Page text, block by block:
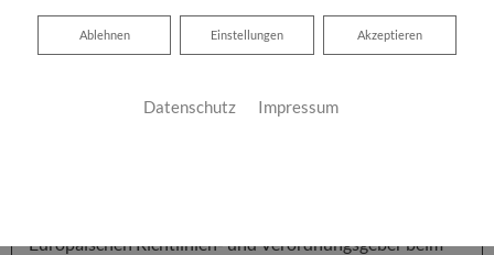
besonders wichtig. Wir möchten Sie daher hiermit ausführlich
über die Verwendung Ihrer Daten bei dem Besuch unseres
Europäischen Richtlinien- und Verordnungsgeber beim
Akzeptieren
Einstellungen
Ablehnen
Ablehnen
Datenschutz Impressum